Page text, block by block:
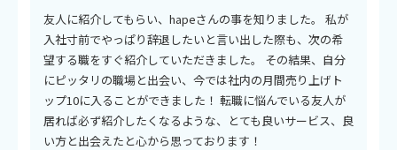
友人に紹介してもらい、hapeさんの事を知りました。 私が
入社寸前でやっぱり辞退したいと言い出した際も、次の希
望する職をすぐ紹介していただきました。 その結果、自分
にピッタリの職場と出会い、今では社内の月間売り上げト
ップ10に入ることができました！ 転職に悩んでいる友人が
居れば必ず紹介したくなるような、とても良いサービス、良
い方と出会えたと心から思っております！